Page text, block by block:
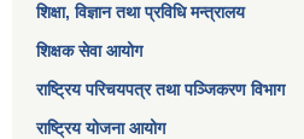
शिक्षा, विज्ञान तथा प्रविधि मन्त्रालय
शिक्षक सेवा आयोग
राष्ट्रिय परिचयपत्र तथा पञ्जिकरण विभाग
राष्ट्रिय योजना आयोग